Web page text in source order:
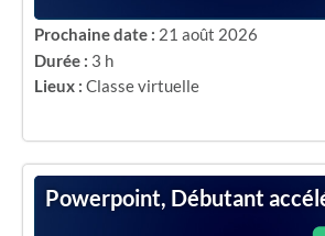
Prochaine date : 21 août 2026
Durée : 3 h
Lieux : Classe virtuelle
Powerpoint, Débutant